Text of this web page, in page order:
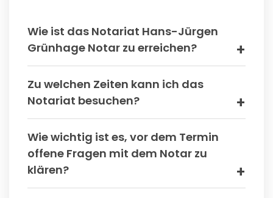
Wie ist das Notariat Hans-Jürgen
Grünhage Notar zu erreichen?
Zu welchen Zeiten kann ich das
Notariat besuchen?
Wie wichtig ist es, vor dem Termin
offene Fragen mit dem Notar zu
klären?